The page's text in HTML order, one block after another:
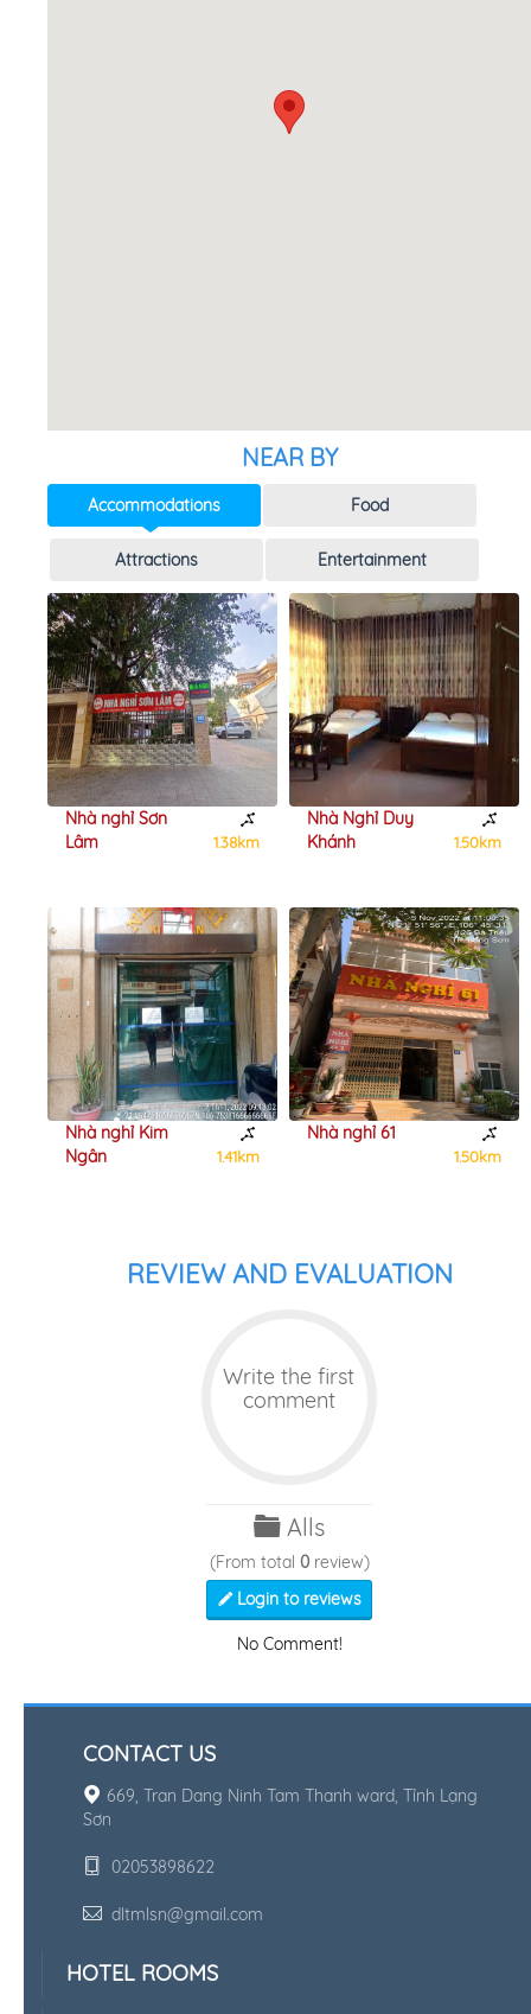
NEAR BY
Accommodations Food
Attractions Entertainment
Nhà nghỉ Sơn
Lâm
1.38km
Nhà nghỉ Kim
Ngân
1.41km
Nhà Nghỉ Duy
Khánh
1.50km
Nhà nghỉ 61
1.50km
REVIEW AND EVALUATION
Write the first
comment
Alls
(From total 0review)
Login to reviews
No Comment!
CONTACT US
669, Tran Dang Ninh Tam Thanh ward, Tỉnh Lạng
Sơn
02053898622
dltmlsn@gmail.com
HOTEL ROOMS